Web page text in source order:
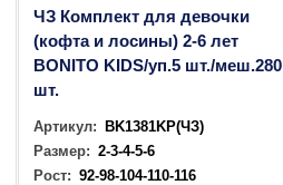
ЧЗ Комплект для девочки
(кофта и лосины) 2-6 лет
BONITO KIDS/уп.5 шт./меш.280
шт.
Артикул:
BK1381KP(ЧЗ)
Размер: 2-3-4-5-6
Рост: 92-98-104-110-116